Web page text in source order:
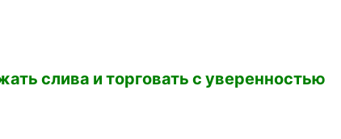
слива и торговать с уверенностью